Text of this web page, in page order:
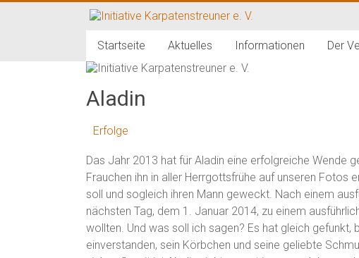
Initiative
Karpatenstreuner
e.
V.
für
den
Tierschutz
in
Rumänien
Startseite Aktuelles Informationen Der
Aladin
Erfolge
Das Jahr 2013 hat für Aladin eine erfolgreiche Wende
Frauchen ihn in aller Herrgottsfrühe auf unseren Fotos
soll und sogleich ihren Mann geweckt. Nach einem
nächsten Tag, dem 1. Januar 2014, zu einem
wollten. Und was soll ich sagen? Es hat gleich gefunkt,
einverstanden, sein Körbchen und seine geliebte